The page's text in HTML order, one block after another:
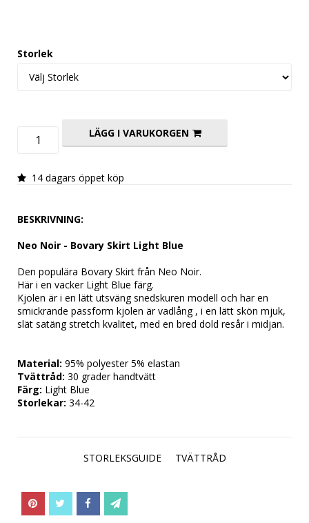
Storlek
LÄGG I VARUKORGEN
14 dagars öppet köp
BESKRIVNING:
Neo Noir - Bovary Skirt Light Blue
Den populära Bovary Skirt från Neo Noir.
Här i en vacker Light Blue färg.
Kjolen är i en lätt utsväng snedskuren modell och har en
smickrande passform kjolen är vadlång , i en lätt skön mjuk,
slät satäng stretch kvalitet, med en bred dold resår i midjan.
Material: 95% polyester 5% elastan
Tvättråd: 30 grader handtvätt
Färg: Light Blue
Storlekar: 34-42
STORLEKSGUIDE TVÄTTRÅD